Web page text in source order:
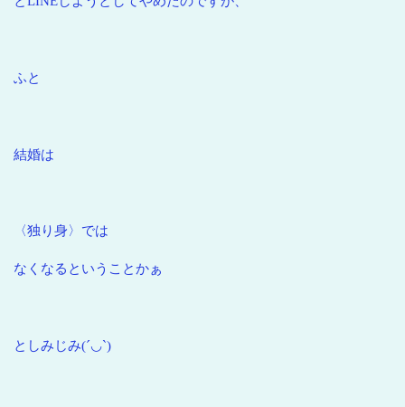
ふと
結婚は
〈独り身〉では
なくなるということかぁ
としみじみ(´◡`)